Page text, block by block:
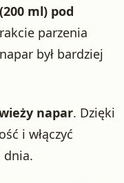
ml) pod
parzenia
był bardziej
napar. Dzięki
i włączyć
dnia.